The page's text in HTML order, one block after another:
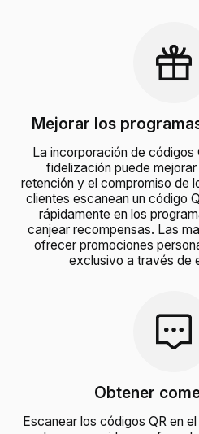
Mejorar los
La incorporación de códigos
fidelización puede
retención y el compromiso de
clientes escanean un código
rápidamente en los
canjear recompensas. Las
ofrecer promociones
exclusivo a través de
Obtener
Escanear los códigos QR en